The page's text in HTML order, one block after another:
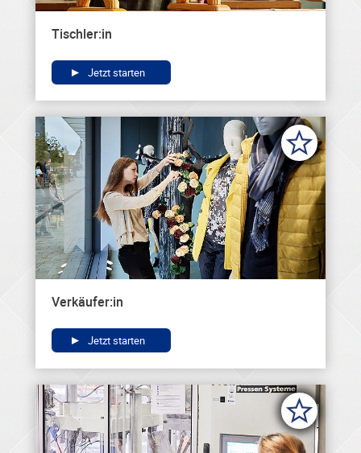
Tischler:in
Jetzt starten
Verkäufer:in
Jetzt starten